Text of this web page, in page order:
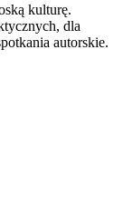
kulturę.
dla
autorskie.